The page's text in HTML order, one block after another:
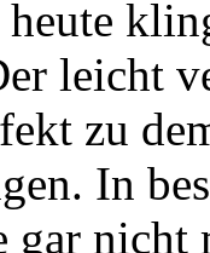
leicht
zu
In
gar nicht